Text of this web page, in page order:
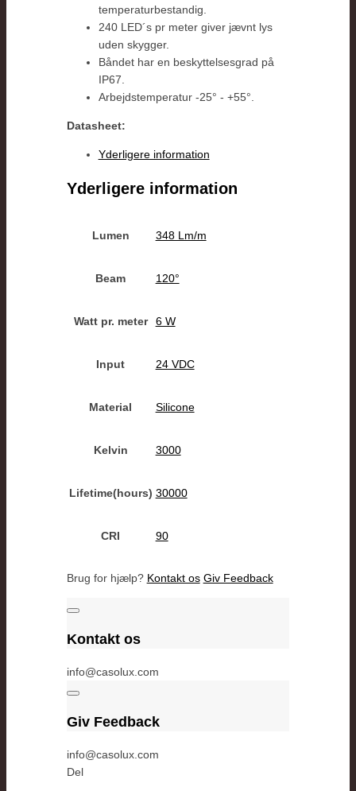
temperaturbestandig.
240 LED´s pr meter giver jævnt lys
uden skygger.
Båndet har en beskyttelsesgrad på
IP67.
Arbejdstemperatur -25° - +55°.
Datasheet:
Yderligere information
Yderligere information
Lumen 348 Lm/m
Beam 120°
Watt pr. meter 6 W
Input 24 VDC
Material Silicone
Kelvin 3000
Lifetime(hours) 30000
CRI 90
Brug for hjælp? Kontakt os Giv Feedback
Kontakt os
info@casolux.com
Giv Feedback
info@casolux.com
Del